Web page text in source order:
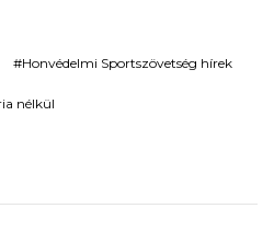
Honvédelmi Sportszövetség hírek
nélkül